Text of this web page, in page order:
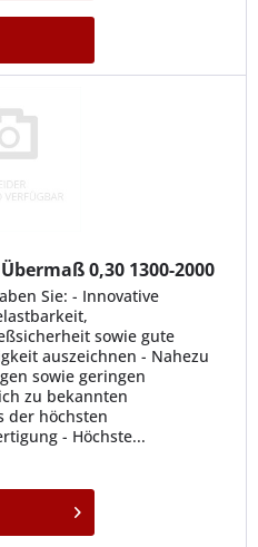
0,30 1300-2000
Sie: - Innovative
sowie gute
auszeichnen - Nahezu
sowie geringen
zu bekannten
der höchsten
- Höchste...